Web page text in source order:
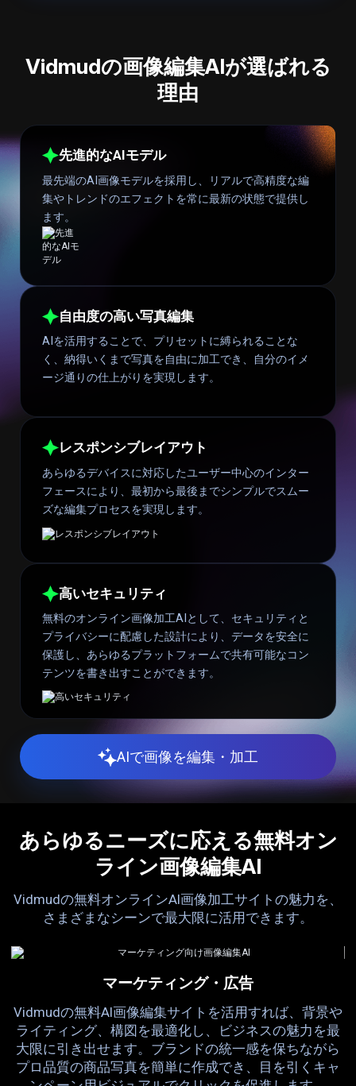
Vidmudの画像編集AIが選ばれる
理由
先進的なAIモデル
最先端のAI画像モデルを採用し、リアルで高精度な編
集やトレンドのエフェクトを常に最新の状態で提供し
ます。
レスポンシブレイアウト
あらゆるデバイスに対応したユーザー中心のインター
フェースにより、最初から最後までシンプルでスムー
ズな編集プロセスを実現します。
自由度の高い写真編集
AIを活用することで、プリセットに縛られることな
く、納得いくまで写真を自由に加工でき、自分のイメ
ージ通りの仕上がりを実現します。
高いセキュリティ
無料のオンライン画像加工AIとして、セキュリティと
プライバシーに配慮した設計により、データを安全に
保護し、あらゆるプラットフォームで共有可能なコン
テンツを書き出すことができます。
AIで画像を編集・加工
あらゆるニーズに応える無料オン
ライン画像編集AI
Vidmudの無料オンラインAI画像加工サイトの魅力を、
さまざまなシーンで最大限に活用できます。
マーケティング・広告
Vidmudの無料AI画像編集サイトを活用すれば、背景や
ライティング、構図を最適化し、ビジネスの魅力を最
大限に引き出せます。ブランドの統一感を保ちながら
プロ品質の商品写真を簡単に作成でき、目を引くキャ